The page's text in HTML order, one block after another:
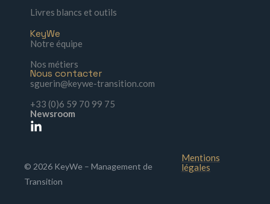
Livres blancs et outils
KeyWe
Notre équipe
Nos métiers
Nous contacter
sguerin@keywe-transition.com
+33 (0)6 59 70 99 75
Newsroom
© 2026 KeyWe – Management de
Transition
Mentions
légales